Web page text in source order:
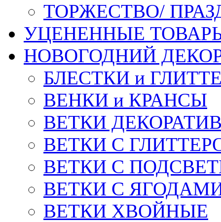
ТОРЖЕСТВО/
УЦЕНЕННЫЕ
НОВОГОДНИЙ
БЛЕСТКИ и
ВЕНКИ и КРАНСЫ
ВЕТКИ
ВЕТКИ С
ВЕТКИ С
ВЕТКИ С
ВЕТКИ ХВОЙНЫЕ